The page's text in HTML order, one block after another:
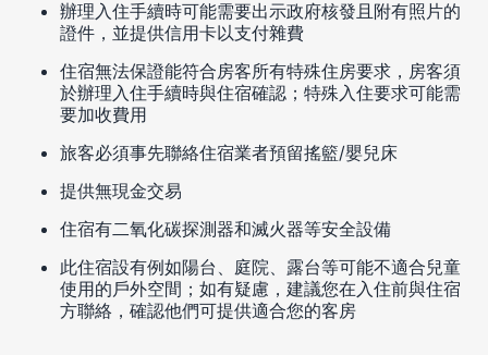
辦理入住手續時可能需要出示政府核發且附有照片的
證件，並提供信用卡以支付雜費
住宿無法保證能符合房客所有特殊住房要求，房客須
於辦理入住手續時與住宿確認；特殊入住要求可能需
要加收費用
旅客必須事先聯絡住宿業者預留搖籃/嬰兒床
提供無現金交易
住宿有二氧化碳探測器和滅火器等安全設備
此住宿設有例如陽台、庭院、露台等可能不適合兒童
使用的戶外空間；如有疑慮，建議您在入住前與住宿
方聯絡，確認他們可提供適合您的客房